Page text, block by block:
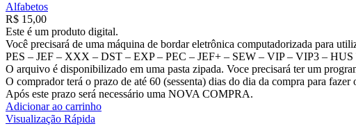
Alfabetos
R$ 15,00
Este é um produto digital.
Você precisará de uma máquina de bordar eletrônica computadorizada para
PES – JEF – XXX – DST – EXP – PEC – JEF+ – SEW – VIP – VIP3 – HUS
O arquivo é disponibilizado em uma pasta zipada. Voce precisará ter um
O comprador terá o prazo de até 60 (sessenta) dias do dia da compra para
Após este prazo será necessário uma NOVA COMPRA.
Adicionar ao carrinho
Visualização Rápida